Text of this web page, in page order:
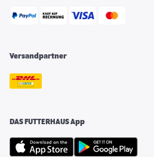
Versandpartner
DAS FUTTERHAUS App